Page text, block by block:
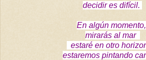
decidir es difícil.
En algún momento,
mirarás al mar
estaré en otro
estaremos pintando